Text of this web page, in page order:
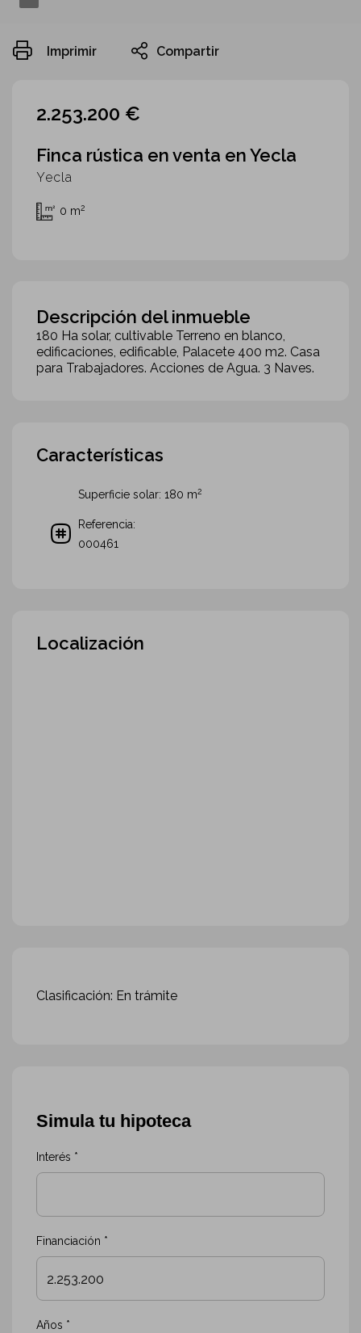
2.253.200 €
Finca rústica en venta en Yecla
Yecla
0 m2
Imprimir Compartir
Descripción del inmueble
180 Ha solar, cultivable Terreno en blanco,
edificaciones, edificable, Palacete 400 m2. Casa
para Trabajadores. Acciones de Agua. 3 Naves.
Características
Superficie solar: 180 m2
Referencia:
000461
Localización
Clasificación: En trámite
Simula tu hipoteca
Interés *
Financiación *
Años *